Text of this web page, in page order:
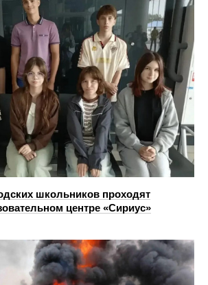
школьников проходят
центре «Сириус»